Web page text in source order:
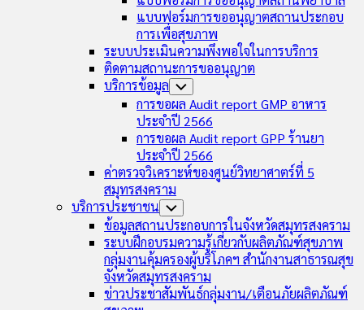
แบบฟอร์มการขออนุญาตสถานประกอบ
การเพื่อสุขภาพ
ระบบประเมินความพึงพอใจในการบริการ
ติดตามสถานะการขออนุญาต
บริการข้อมูล Toggle
Child
Menu
การขอผล Audit report GMP อาหาร
ประจำปี 2566
การขอผล Audit report GPP ร้านยา
ประจำปี 2566
ค่าตรวจวิเคราะห์ของศูนย์วิทยาศาตร์ที่ 5
สมุทรสงคราม
บริการประชาชน Toggle
Child
Menu
ข้อมูลสถานประกอบการในจังหวัดสมุทรสงคราม
ระบบฝึกอบรมความรู้เกี่ยวกับผลิตภัณฑ์สุขภาพ
กลุ่มงานคุ้มครองผู้บริโภคฯ สำนักงานสาธารณสุข
จังหวัดสมุทรสงคราม
ข่าวประชาสัมพันธ์กลุ่มงาน/เตือนภัยผลิตภัณฑ์